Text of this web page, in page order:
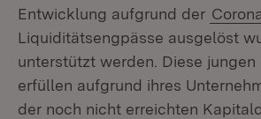
Entwicklung aufgrund der
Liquiditätsengpässe ausgelöst
unterstützt werden. Diese jungen
erfüllen aufgrund ihres
der noch nicht erreichten